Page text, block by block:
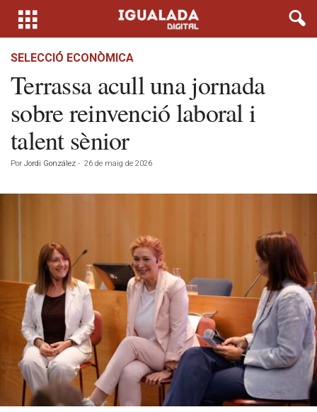
SELECCIÓ ECONÒMICA
Terrassa acull una jornada
sobre reinvenció laboral i
talent sènior
Por Jordi González - 26 de maig de 2026